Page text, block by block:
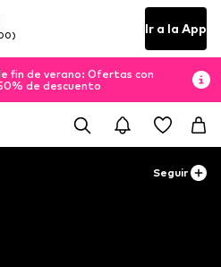
Ir a la App
fin de verano: Ofertas con
de descuento
Seguir